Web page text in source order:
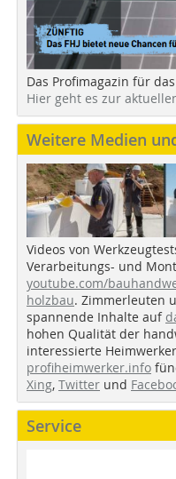
Das Profimagazin für
Hier geht es zur
Weitere Medien
Videos von
Verarbeitungs- und
youtube.com/
holzbau. Zimmerleuten
spannende Inhalte auf
hohen Qualität der
interessierte
profiheimwerker.info
Xing, Twitter und
Service